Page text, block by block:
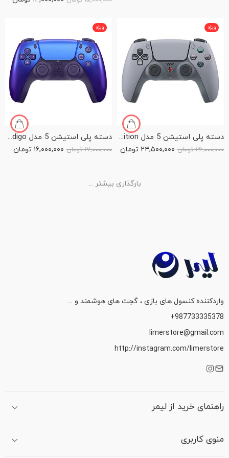
ویژه
دسته پلی استیشن 5 مدل PS5 Dualsense 30th Anniversary Limited Edition
۲۶,۰۰۰,۰۰۰ تومان ۲۴,۵۰۰,۰۰۰ تومان
ویژه
دسته پلی استیشن 5 مدل PS5 Dualsense Chroma Indigo
۱۷,۰۰۰,۰۰۰ تومان ۱۶,۰۰۰,۰۰۰ تومان
بارگذاری بیشتر ...
واردکننده کنسول های بازی ، گجت های هوشمند و ...
987733335378+
limerstore@gmail.com
http://instagram.com/limerstore
راهنمای خرید از لیمر
منوی کاربری